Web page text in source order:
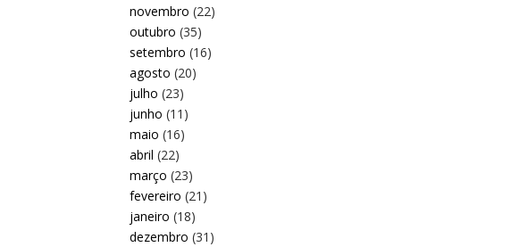
novembro (22)
outubro (35)
setembro (16)
agosto (20)
julho (23)
junho (11)
maio (16)
abril (22)
março (23)
fevereiro (21)
janeiro (18)
dezembro (31)